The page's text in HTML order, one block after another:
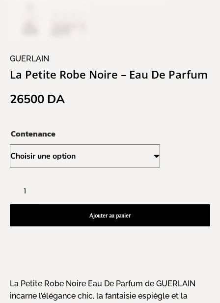
GUERLAIN
La Petite Robe Noire – Eau De Parfum
26500 DA
Contenance
Ajouter au panier
La Petite Robe Noire Eau De Parfum de GUERLAIN
incarne l’élégance chic, la fantaisie espiègle et la